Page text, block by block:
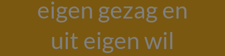
eigen gezag en
uit eigen wil